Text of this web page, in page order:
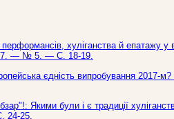
хуліганства й епатажу у
— № 5. — С. 18-19.
єдність випробування 2017-
Якими були і є традиції
25.